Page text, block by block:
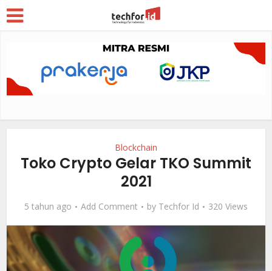
Blockchain
Toko Crypto Gelar TKO Summit
2021
5 tahun ago Add Comment by Techfor Id 320 Views